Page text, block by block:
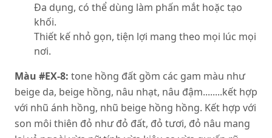
Đa dụng, có thể dùng làm phấn mắt hoặc tạo
khối.
Thiết kế nhỏ gọn, tiện lợi mang theo mọi lúc mọi
nơi.
Màu #EX-8: tone hồng đất gồm các gam màu như
beige da, beige hồng, nâu nhạt, nâu đậm........kết hợp
với nhũ ánh hồng, nhũ beige hồng hồng. Kết hợp với
son môi thiên đỏ như đỏ đất, đỏ tươi, đỏ nâu mang